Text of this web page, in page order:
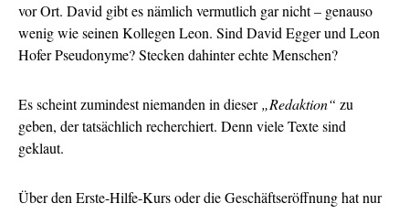
vor Ort. David gibt es nämlich vermutlich gar nicht – genauso
wenig wie seinen Kollegen Leon. Sind David Egger und Leon
Hofer Pseudonyme? Stecken dahinter echte Menschen?
Es scheint zumindest niemanden in dieser„Redaktion“ zu
geben, der tatsächlich recherchiert. Denn viele Texte sind
geklaut.
Über den Erste-Hilfe-Kurs oder die Geschäftseröffnung hat nur